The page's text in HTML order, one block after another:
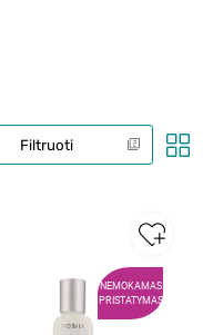
Filtruoti
NEMOKAMAS
PRISTATYMAS